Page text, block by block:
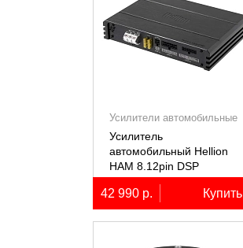
Усилители автомобильные
Усилитель
автомобильный Hellion
HAM 8.12pin DSP
десятиканальный,
8x80+2х100Вт (4Ом),
встроенный 12
канальный процессор
42 990 р. Купить